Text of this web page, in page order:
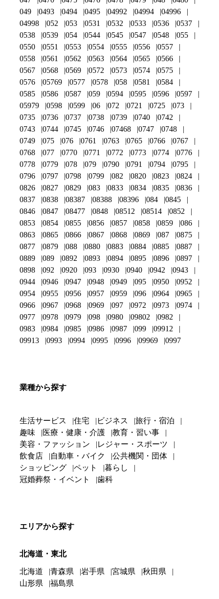
049
0493 0494 0495 04992 04994
04996
04998
052 053 0531 0532 0533 0536
0537
0538
0539 054 0544 0545 0547 0548
055
0550
0551 0553 0554 0555 0556
0557
0558
0561 0562 0563 0564 0565
0566
0567
0568 0569 0572 0573 0574
0575
0576
05769 0577 0578 058 0581
0584
0585
0586 0587 059 0594 0595 0596
0597
05979
0598 0599 06 072 0721 0725
073
0735
0736 0737 0738 0739 0740
0742
0743
0744 0745 0746 07468 0747
0748
0749
075 076 0761 0763 0765 0766
0767
0768
077 0770 0771 0772 0773 0774
0776
0778
0779 078 079 0790 0791 0794
0795
0796
0797 0798 0799 082 0820 0823
0824
0826
0827 0829 083 0833 0834 0835
0836
0837
0838 08387 08388 08396 084
0845
0846
0847 08477 0848 08512 08514
0852
0853
0854 0855 0856 0857 0858 0859
086
0863
0865 0866 0867 0868 0869 087
0875
0877
0879 088 0880 0883 0884 0885
0887
0889
089 0892 0893 0894 0895 0896
0897
0898
092 0920 093 0930 0940 0942
0943
0944
0946 0947 0948 0949 095 0950
0952
0954
0955 0956 0957 0959 096 0964
0965
0966
0967 0968 0969 097 0972 0973
0974
0977
0978 0979 098 0980 09802
0982
0983
0984 0985 0986 0987 099
09912
09913
0993 0994 0995 0996 09969 0997
業種から探す
生活サービス 住宅 ビジネス
旅行・宿泊
趣味
医療・健康・介護
教育・習い事
美容・ファッション
レジャー・スポーツ
飲食店
自動車・バイク
公共機関・団体
ショッピング
ペット
暮らし
冠婚葬祭・イベント
歯科
エリアから探す
北海道・東北
北海道 青森県 岩手県 宮城県
秋田県
山形県
福島県